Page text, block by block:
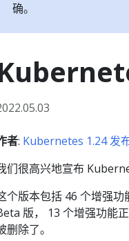
确。
者: Kubernetes 1.24 发
们很高兴地宣布
个版本包括 46 个增强
版， 13 个增强功能
删除了。